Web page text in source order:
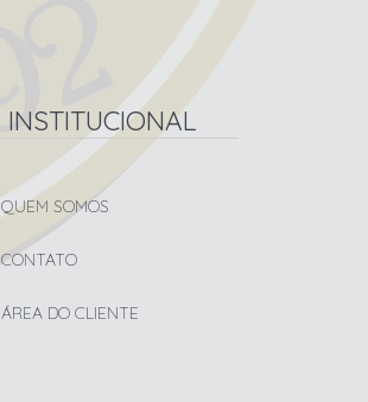
INSTITUCIONAL
QUEM SOMOS
CONTATO
ÁREA DO CLIENTE